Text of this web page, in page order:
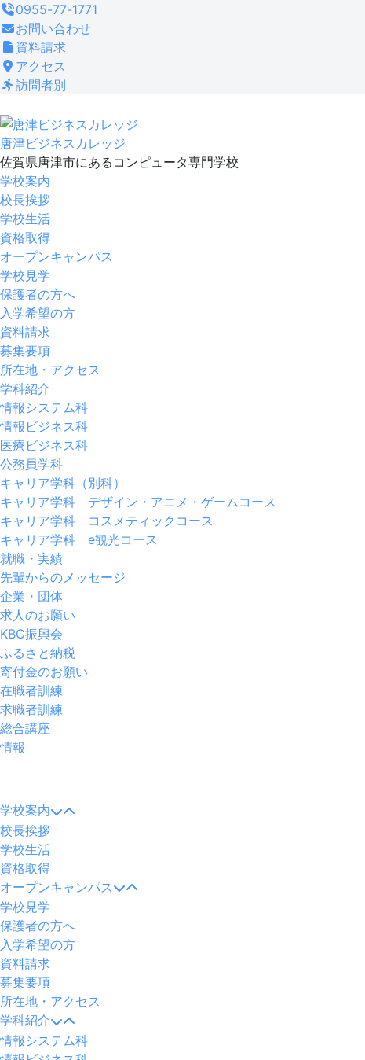
コ
ン
テ
ン
ツ
ス
キ
ッ
プ
0955-77-1771
お問い合わせ
資料請求
アクセス
訪問者別
唐津ビジネスカレッジ
佐賀県唐津市にあるコンピュータ専門学校
学校案内
校長挨拶
学校生活
資格取得
オープンキャンパス
学校見学
保護者の方へ
入学希望の方
資料請求
募集要項
所在地・アクセス
学科紹介
情報システム科
情報ビジネス科
医療ビジネス科
公務員学科
キャリア学科（別科）
キャリア学科 デザイン・アニメ・ゲームコース
キャリア学科 コスメティックコース
キャリア学科 e観光コース
就職・実績
先輩からのメッセージ
企業・団体
求人のお願い
KBC振興会
ふるさと納税
寄付金のお願い
在職者訓練
求職者訓練
総合講座
情報
ニ
ュ
ー
学校案内
校長挨拶
学校生活
資格取得
オープンキャンパス
学校見学
保護者の方へ
入学希望の方
資料請求
募集要項
所在地・アクセス
学科紹介
情報システム科